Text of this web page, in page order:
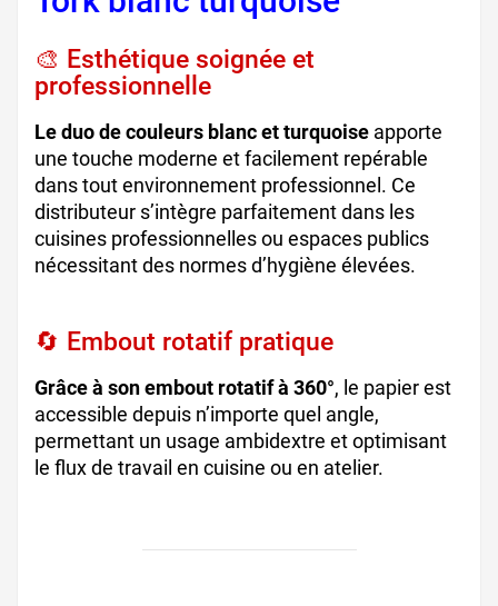
🎨 Esthétique soignée et
professionnelle
Le duo de couleurs blanc et turquoise apporte
une touche moderne et facilement repérable
dans tout environnement professionnel. Ce
distributeur s’intègre parfaitement dans les
cuisines professionnelles ou espaces publics
nécessitant des normes d’hygiène élevées.
🔄 Embout rotatif pratique
Grâce à son embout rotatif à 360°, le papier est
accessible depuis n’importe quel angle,
permettant un usage ambidextre et optimisant
le flux de travail en cuisine ou en atelier.